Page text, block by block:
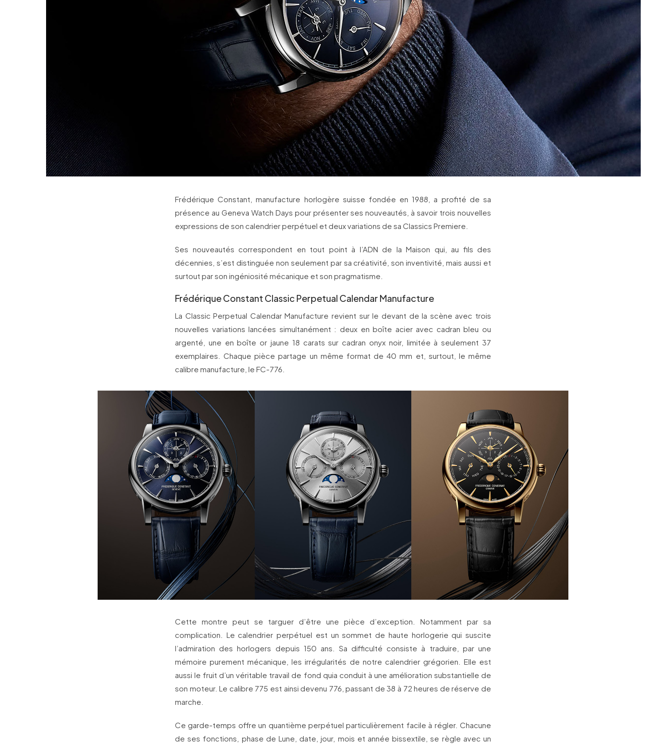
Frédérique Constant, manufacture horlogère suisse fondée en 1988, a profité de sa
présence au Geneva Watch Days pour présenter ses nouveautés, à savoir trois nouvelles
expressions de son calendrier perpétuel et deux variations de sa Classics Premiere.
Ses nouveautés correspondent en tout point à l’ADN de la Maison qui, au fils des
décennies, s’est distinguée non seulement par sa créativité, son inventivité, mais aussi et
surtout par son ingéniosité mécanique et son pragmatisme.
Frédérique Constant Classic Perpetual Calendar Manufacture
La Classic Perpetual Calendar Manufacture revient sur le devant de la scène avec trois
nouvelles variations lancées simultanément : deux en boîte acier avec cadran bleu ou
argenté, une en boîte or jaune 18 carats sur cadran onyx noir, limitée à seulement 37
exemplaires. Chaque pièce partage un même format de 40 mm et, surtout, le même
calibre manufacture, le FC-776.
Cette montre peut se targuer d’être une pièce d’exception. Notamment par sa
complication. Le calendrier perpétuel est un sommet de haute horlogerie qui suscite
l’admiration des horlogers depuis 150 ans. Sa difficulté consiste à traduire, par une
mémoire purement mécanique, les irrégularités de notre calendrier grégorien. Elle est
aussi le fruit d’un véritable travail de fond quia conduit à une amélioration substantielle de
son moteur. Le calibre 775 est ainsi devenu 776, passant de 38 à 72 heures de réserve de
marche.
Ce garde-temps offre un quantième perpétuel particulièrement facile à régler. Chacune
de ses fonctions, phase de Lune, date, jour, mois et année bissextile, se règle avec un